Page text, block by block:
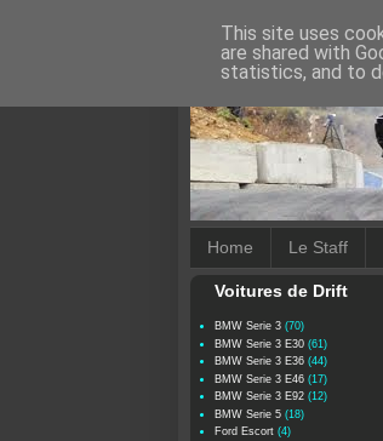
Home Le Staff
Voitures de Drift
BMW Serie 3 (70)
BMW Serie 3 E30 (61)
BMW Serie 3 E36 (44)
BMW Serie 3 E46 (17)
BMW Serie 3 E92 (12)
BMW Serie 5 (18)
Ford Escort (4)
This site uses
are shared with
statistics, and to